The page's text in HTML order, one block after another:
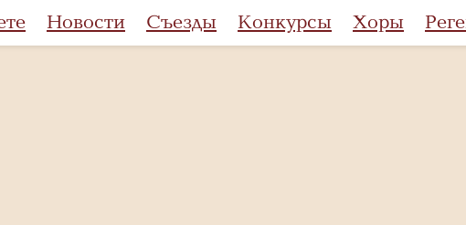
Новости Съезды Конкурсы Хоры